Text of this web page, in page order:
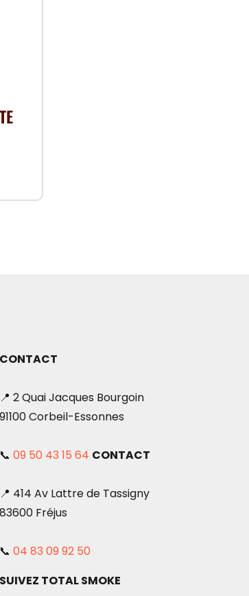
CONTACT
📍 2 Quai Jacques Bourgoin
91100 Corbeil-Essonnes
📞 09 50 43 15 64 CONTACT
📍 414 Av Lattre de Tassigny
83600 Fréjus
📞 04 83 09 92 50
SUIVEZ TOTAL SMOKE